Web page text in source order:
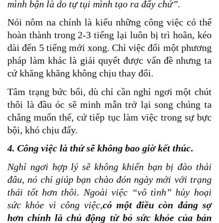
mình bận là do tự tụi mình tạo ra đấy chứ”.
Nói nôm na chính là kiểu những công việc có thể
hoàn thành trong 2-3 tiếng lại luôn bị trì hoãn, kéo
dài đến 5 tiếng mới xong. Chỉ việc đổi một phương
pháp làm khác là giải quyết được vấn đề nhưng ta
cứ khăng khăng không chịu thay đổi.
Tâm trạng bức bối, dù chỉ cần nghỉ ngơi một chút
thôi là đầu óc sẽ minh mẫn trở lại song chúng ta
chẳng muốn thế, cứ tiếp tục làm việc trong sự bực
bội, khó chịu đấy.
4. Công việc là thứ sẽ không bao giờ kết thúc.
Nghỉ ngơi hợp lý sẽ không khiến bạn bị đào thải
đâu, nó chỉ giúp bạn chào đón ngày mới với trạng
thái tốt hơn thôi. Ngoài việc “vô tình” hủy hoại
sức khỏe vì công việc,có một điều còn đáng sợ
hơn chính là chủ động từ bỏ sức khỏe của bản